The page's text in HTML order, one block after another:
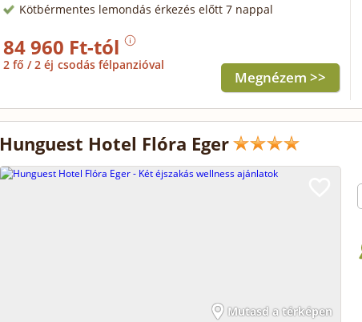
Kötbérmentes lemondás érkezés előtt 7 nappal
84 960 Ft-tól
2 fő / 2 éj csodás félpanzióval
Megnézem >>
Hunguest Hotel Flóra Eger
Mutasd a térképen